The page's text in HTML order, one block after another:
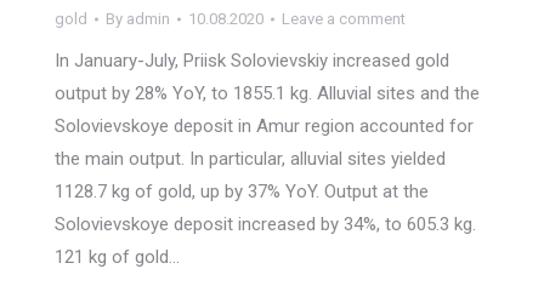
gold By admin 10.08.2020 Leave a comment
In January-July, Priisk Solovievskiy increased gold
output by 28% YoY, to 1855.1 kg. Alluvial sites and the
Solovievskoye deposit in Amur region accounted for
the main output. In particular, alluvial sites yielded
1128.7 kg of gold, up by 37% YoY. Output at the
Solovievskoye deposit increased by 34%, to 605.3 kg.
121 kg of gold…